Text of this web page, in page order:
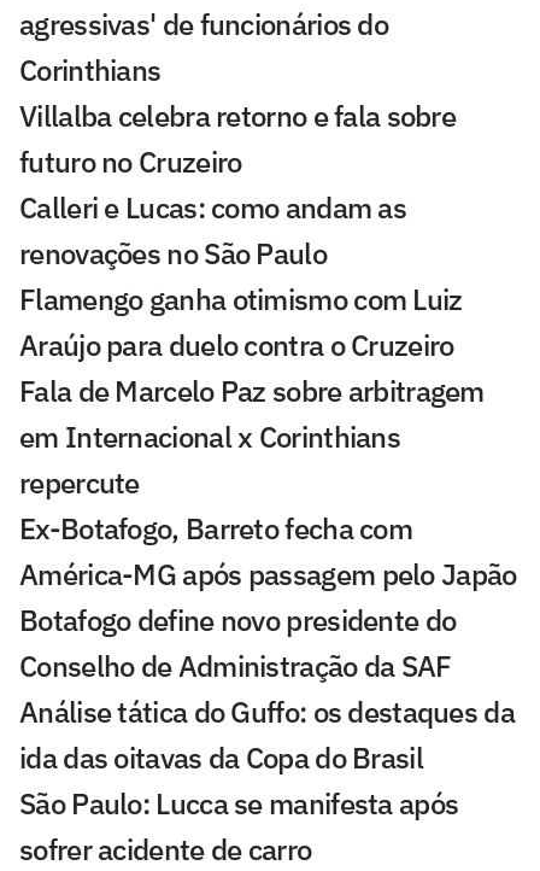
agressivas' de funcionários do
Corinthians
Villalba celebra retorno e fala sobre
futuro no Cruzeiro
Calleri e Lucas: como andam as
renovações no São Paulo
Flamengo ganha otimismo com Luiz
Araújo para duelo contra o Cruzeiro
Fala de Marcelo Paz sobre arbitragem
em Internacional x Corinthians
repercute
Ex-Botafogo, Barreto fecha com
América-MG após passagem pelo Japão
Botafogo define novo presidente do
Conselho de Administração da SAF
Análise tática do Guffo: os destaques da
ida das oitavas da Copa do Brasil
São Paulo: Lucca se manifesta após
sofrer acidente de carro